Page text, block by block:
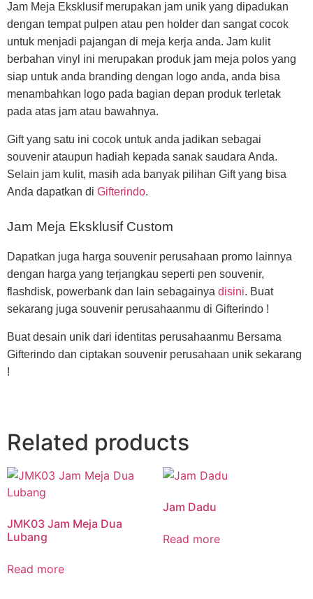
Jam Meja Eksklusif merupakan jam unik yang dipadukan
dengan tempat pulpen atau pen holder dan sangat cocok
untuk menjadi pajangan di meja kerja anda. Jam kulit
berbahan vinyl ini merupakan produk jam meja polos yang
siap untuk anda branding dengan logo anda, anda bisa
menambahkan logo pada bagian depan produk terletak
pada atas jam atau bawahnya.
Gift yang satu ini cocok untuk anda jadikan sebagai
souvenir ataupun hadiah kepada sanak saudara Anda.
Selain jam kulit, masih ada banyak pilihan Gift yang bisa
Anda dapatkan di Gifterindo.
Jam Meja Eksklusif Custom
Dapatkan juga harga souvenir perusahaan promo lainnya
dengan harga yang terjangkau seperti pen souvenir,
flashdisk, powerbank dan lain sebagainya disini. Buat
sekarang juga souvenir perusahaanmu di Gifterindo !
Buat desain unik dari identitas perusahaanmu Bersama
Gifterindo dan ciptakan souvenir perusahaan unik sekarang
!
Related products
JMK03 Jam Meja Dua
Lubang
Read more
Jam Dadu
Read more